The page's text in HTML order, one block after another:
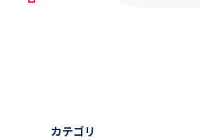
カテゴリ